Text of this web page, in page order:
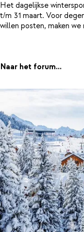
Het dagelijkse
t/m 31 maart. Voor
willen posten, maken
Naar het forum...